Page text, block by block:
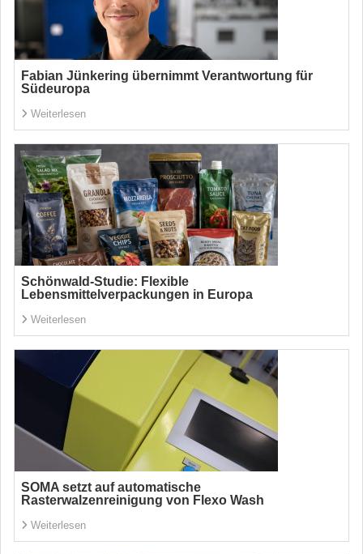
Fabian Jünkering übernimmt Verantwortung für
Südeuropa
Weiterlesen
Schönwald-Studie: Flexible
Lebensmittelverpackungen in Europa
Weiterlesen
SOMA setzt auf automatische
Rasterwalzenreinigung von Flexo Wash
Weiterlesen